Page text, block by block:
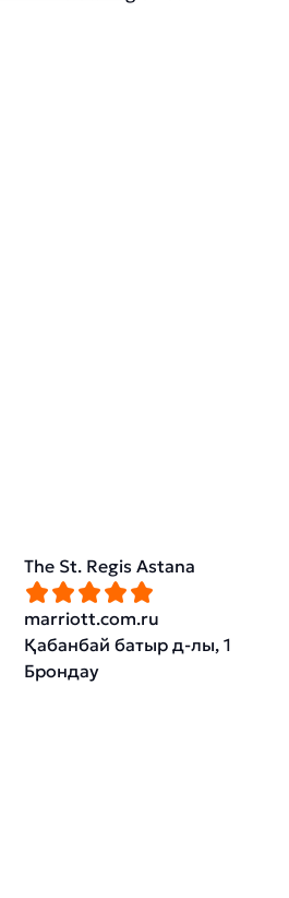
The St. Regis Astana
marriott.com.ru
Қабанбай батыр д-лы, 1
Брондау